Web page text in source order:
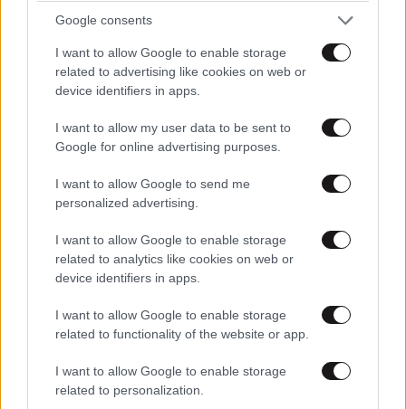
Google consents
I want to allow Google to enable storage
related to advertising like cookies on web or
device identifiers in apps.
I want to allow my user data to be sent to
Google for online advertising purposes.
I want to allow Google to send me
personalized advertising.
I want to allow Google to enable storage
related to analytics like cookies on web or
device identifiers in apps.
I want to allow Google to enable storage
related to functionality of the website or app.
I want to allow Google to enable storage
related to personalization.
....καμε 14·10·2024 11:51
...ρε φιλε....